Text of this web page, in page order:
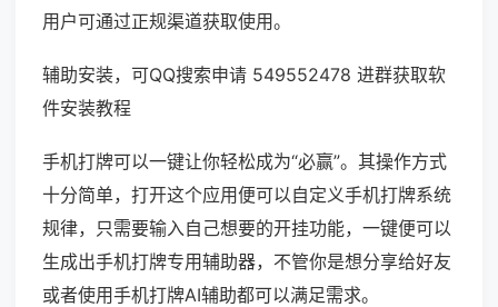
用户可通过正规渠道获取使用。
辅助安装，可QQ搜索申请 549552478 进群获取软
件安装教程
手机打牌可以一键让你轻松成为“必赢”。其操作方式
十分简单，打开这个应用便可以自定义手机打牌系统
规律，只需要输入自己想要的开挂功能，一键便可以
生成出手机打牌专用辅助器，不管你是想分享给好友
或者使用手机打牌AI辅助都可以满足需求。